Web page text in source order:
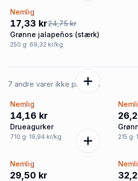
-30%
Nemlig
17,33 kr24,75 kr
Grønne jalapeños (stærk)
250 g· 69,32 kr/kg
7 andre varer ikke på tilbud
Nemlig
14,16 kr
Drueagurker
710 g· 19,94 kr/kg 215 g·
Nemlig
29,50 kr